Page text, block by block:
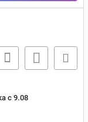
c 9.08